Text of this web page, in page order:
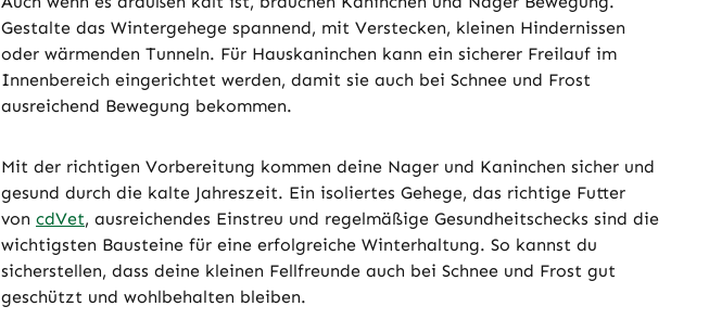
Gestalte das Wintergehege spannend, mit Verstecken, kleinen Hindernissen
oder wärmenden Tunneln. Für Hauskaninchen kann ein sicherer Freilauf im
Innenbereich eingerichtet werden, damit sie auch bei Schnee und Frost
ausreichend Bewegung bekommen.
Mit der richtigen Vorbereitung kommen deine Nager und Kaninchen sicher und
gesund durch die kalte Jahreszeit. Ein isoliertes Gehege, das richtige Futter
von cdVet, ausreichendes Einstreu und regelmäßige Gesundheitschecks sind die
wichtigsten Bausteine für eine erfolgreiche Winterhaltung. So kannst du
sicherstellen, dass deine kleinen Fellfreunde auch bei Schnee und Frost gut
geschützt und wohlbehalten bleiben.